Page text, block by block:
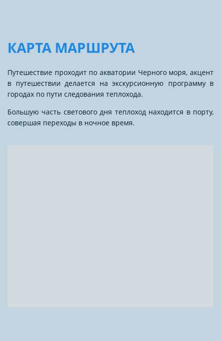
КАРТА МАРШРУТА
Путешествие проходит по акватории Черного моря, акцент
в путешествии делается на экскурсионную программу в
городах по пути следования теплохода.
Большую часть светового дня теплоход находится в порту,
совершая переходы в ночное время.